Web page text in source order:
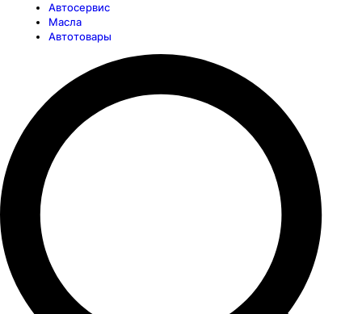
Автосервис
Масла
Автотовары